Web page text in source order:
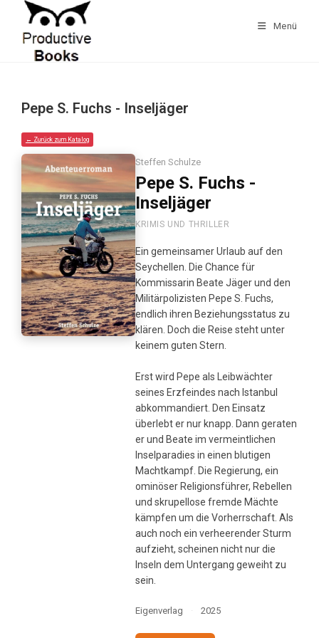
springen
Menü
Pepe S. Fuchs - Inseljäger
← Zurück zum Katalog
Steffen Schulze
Pepe S. Fuchs -
Inseljäger
KRIMIS UND THRILLER
Ein gemeinsamer Urlaub auf den
Seychellen. Die Chance für
Kommissarin Beate Jäger und den
Militärpolizisten Pepe S. Fuchs,
endlich ihren Beziehungsstatus zu
klären. Doch die Reise steht unter
keinem guten Stern.
Erst wird Pepe als Leibwächter
seines Erzfeindes nach Istanbul
abkommandiert. Den Einsatz
überlebt er nur knapp. Dann geraten
er und Beate im vermeintlichen
Inselparadies in einen blutigen
Machtkampf. Die Regierung, ein
ominöser Religionsführer, Rebellen
und skrupellose fremde Mächte
kämpfen um die Vorherrschaft. Als
auch noch ein verheerender Sturm
aufzieht, scheinen nicht nur die
Inseln dem Untergang geweiht zu
sein.
Eigenverlag · 2025